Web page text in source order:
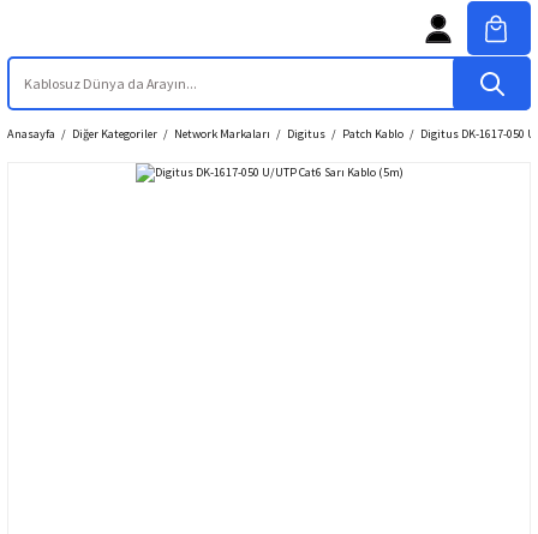
Anasayfa Diğer Kategoriler Network Markaları Digitus Patch Kablo Digitus DK-1617-050